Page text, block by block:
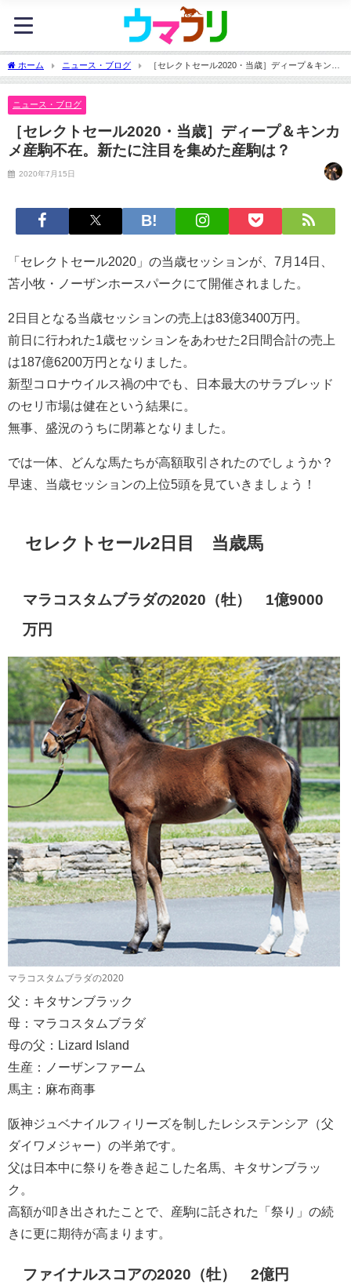
ホーム ニュース・ブログ
［セレクトセール2020・当歳］ディープ＆キンカ
メ産駒不在。新たに注目を集めた産駒は？
ニュース・ブログ
［セレクトセール2020・当歳］ディープ＆キンカ
メ産駒不在。新たに注目を集めた産駒は？
2020年7月15日
「セレクトセール2020」の当歳セッションが、7月14日、
苫小牧・ノーザンホースパークにて開催されました。
2日目となる当歳セッションの売上は83億3400万円。
前日に行われた1歳セッションをあわせた2日間合計の売上
は187億6200万円となりました。
新型コロナウイルス禍の中でも、日本最大のサラブレッド
のセリ市場は健在という結果に。
無事、盛況のうちに閉幕となりました。
では一体、どんな馬たちが高額取引されたのでしょうか？
早速、当歳セッションの上位5頭を見ていきましょう！
セレクトセール2日目 当歳馬
マラコスタムブラダの2020（牡） 1億9000
万円
マラコスタムブラダの2020
父：キタサンブラック
母：マラコスタムブラダ
母の父：Lizard Island
生産：ノーザンファーム
馬主：麻布商事
阪神ジュベナイルフィリーズを制したレシステンシア（父
ダイワメジャー）の半弟です。
父は日本中に祭りを巻き起こした名馬、キタサンブラッ
ク。
高額が叩き出されたことで、産駒に託された「祭り」の続
きに更に期待が高まります。
ファイナルスコアの2020（牡） 2億円